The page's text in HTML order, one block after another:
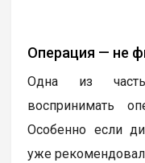
Операция — не
Одна из
воспринимать
Особенно если
уже рекомендовал